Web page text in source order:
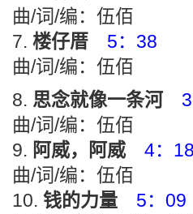
曲/词/编：伍佰
楼仔厝
5：38
曲/词/编：伍佰
思念就像一条河
曲/词/编：伍佰
阿威，阿威
4：18
曲/词/编：伍佰
钱的力量
5：09